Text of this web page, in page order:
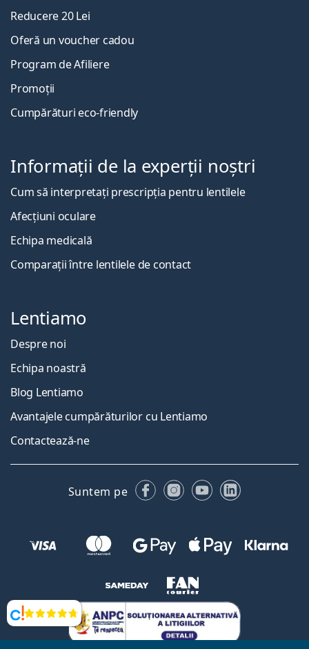
Opinii
Reducere 20 Lei
Oferă un voucher cadou
Program de Afiliere
Promoții
Cumpărături eco-friendly
Informații de la experții noștri
Cum să interpretați prescripția pentru lentilele
Afecțiuni oculare
Echipa medicală
Comparații între lentilele de contact
Lentiamo
Despre noi
Echipa noastră
Blog Lentiamo
Avantajele cumpărăturilor cu Lentiamo
Contactează-ne
Suntem pe FacebookInstagram
YouTubeLinkedIn